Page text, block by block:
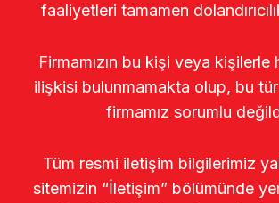
faaliyetleri tamamen
Firmamızın bu kişi veya kişilerle
ilişkisi bulunmamakta olup, bu
firmamız sorumlu
Tüm resmi iletişim bilgilerimiz
sitemizin “İletişim” bölümünde